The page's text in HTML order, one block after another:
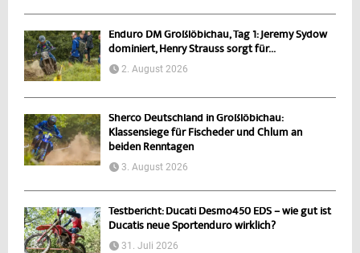
Enduro DM Großlöbichau, Tag 1: Jeremy Sydow
dominiert, Henry Strauss sorgt für...
2. August 2026
Sherco Deutschland in Großlöbichau:
Klassensiege für Fischeder und Chlum an
beiden Renntagen
3. August 2026
Testbericht: Ducati Desmo450 EDS – wie gut ist
Ducatis neue Sportenduro wirklich?
31. Juli 2026